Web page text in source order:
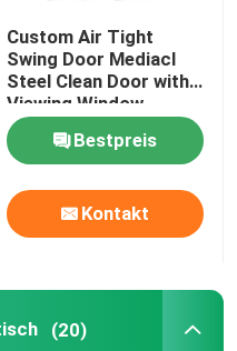
Custom Air Tight
Swing Door Mediacl
Steel Clean Door with
Viewing Window
Bestpreis
Kontakt
(20)